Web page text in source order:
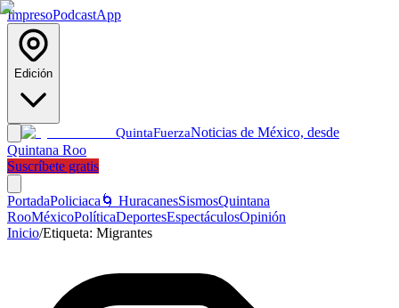
ImpresoPodcastApp
Edición
QuintaFuerzaNoticias de México, desde
Quintana Roo
Suscríbete gratis
PortadaPoliciaca 🌀 HuracanesSismosQuintana
RooMéxicoPolíticaDeportesEspectáculosOpinión
Inicio/Etiqueta: Migrantes